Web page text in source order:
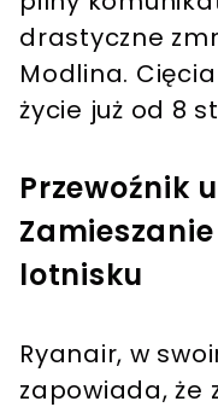
drastyczne
Modlina.
życie już od 8
Przewoźnik
lotnisku
Ryanair, w
zapowiada, że